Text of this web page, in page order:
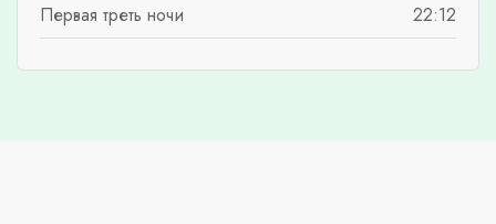
Первая треть ночи
22:12